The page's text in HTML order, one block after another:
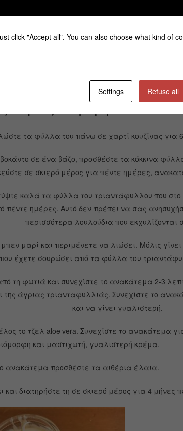
ανθέων
τα φύλλα του πάνω σε χαρτί κουζίνας για
σε ένα βάζο, προσθέστε τα κόκκινα
σε σκιερό μέρος για πέντε ημέρες,
καλά τα φύλλα του τριαντάφυλλου που στο
ημέρες. Αυτό δεν πρέπει να σας
περισσότερα λουλούδια που εκχυλίζονται
μαρί και περιμένετε να λιώσει. Μόλις
έχετε σουρώσει από τα φύλλα του
τη φωτιά και συνεχίστε το ανακάτεμα 2-3
της άγριας τριανταφυλλιάς. Συνεχίστε το
και να γίνει γυαλιστερή.
το τζελ aloe vera. Συνεχίστε το ανακάτεμα
και μαστιχωτή, γυαλιστερή κρέμα.
ανακάτεμα προσθέστε τα αιθέρια έλαια.
διατηρήστε τη σε σκιερό μέρος για 4 μήνες
click "Accept all". You can also choose what kind of
Settings Refuse all